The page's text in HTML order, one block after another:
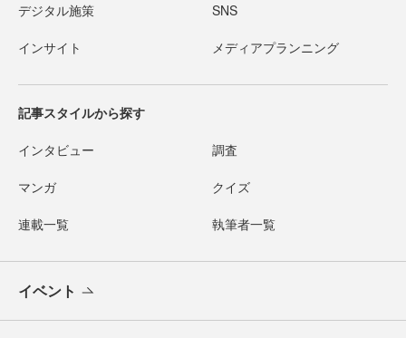
デジタル施策 SNS
インサイト メディアプランニング
記事スタイルから探す
インタビュー 調査
マンガ クイズ
連載一覧 執筆者一覧
イベント